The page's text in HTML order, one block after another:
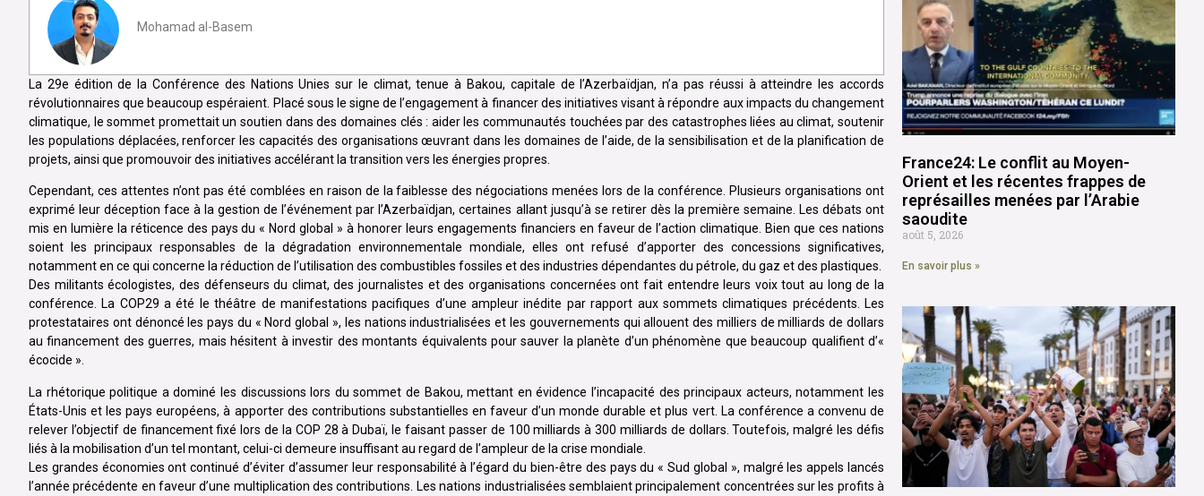
Mohamad al-Basem
La 29e édition de la Conférence des Nations Unies sur le climat, tenue à Bakou, capitale de l’Azerbaïdjan, n’a pas réussi à atteindre les accords
révolutionnaires que beaucoup espéraient. Placé sous le signe de l’engagement à financer des initiatives visant à répondre aux impacts du changement
climatique, le sommet promettait un soutien dans des domaines clés : aider les communautés touchées par des catastrophes liées au climat, soutenir
les populations déplacées, renforcer les capacités des organisations œuvrant dans les domaines de l’aide, de la sensibilisation et de la planification de
projets, ainsi que promouvoir des initiatives accélérant la transition vers les énergies propres.
Cependant, ces attentes n’ont pas été comblées en raison de la faiblesse des négociations menées lors de la conférence. Plusieurs organisations ont
exprimé leur déception face à la gestion de l’événement par l’Azerbaïdjan, certaines allant jusqu’à se retirer dès la première semaine. Les débats ont
mis en lumière la réticence des pays du « Nord global » à honorer leurs engagements financiers en faveur de l’action climatique. Bien que ces nations
soient les principaux responsables de la dégradation environnementale mondiale, elles ont refusé d’apporter des concessions significatives,
notamment en ce qui concerne la réduction de l’utilisation des combustibles fossiles et des industries dépendantes du pétrole, du gaz et des plastiques.
Des militants écologistes, des défenseurs du climat, des journalistes et des organisations concernées ont fait entendre leurs voix tout au long de la
conférence. La COP29 a été le théâtre de manifestations pacifiques d’une ampleur inédite par rapport aux sommets climatiques précédents. Les
protestataires ont dénoncé les pays du « Nord global », les nations industrialisées et les gouvernements qui allouent des milliers de milliards de dollars
au financement des guerres, mais hésitent à investir des montants équivalents pour sauver la planète d’un phénomène que beaucoup qualifient d’«
écocide ».
La rhétorique politique a dominé les discussions lors du sommet de Bakou, mettant en évidence l’incapacité des principaux acteurs, notamment les
États-Unis et les pays européens, à apporter des contributions substantielles en faveur d’un monde durable et plus vert. La conférence a convenu de
relever l’objectif de financement fixé lors de la COP 28 à Dubaï, le faisant passer de 100 milliards à 300 milliards de dollars. Toutefois, malgré les défis
liés à la mobilisation d’un tel montant, celui-ci demeure insuffisant au regard de l’ampleur de la crise mondiale.
Les grandes économies ont continué d’éviter d’assumer leur responsabilité à l’égard du bien-être des pays du « Sud global », malgré les appels lancés
l’année précédente en faveur d’une multiplication des contributions. Les nations industrialisées semblaient principalement concentrées sur les profits à
France24: Le conflit au Moyen-
Orient et les récentes frappes de
représailles menées par l’Arabie
saoudite
août 5, 2026
En savoir plus »